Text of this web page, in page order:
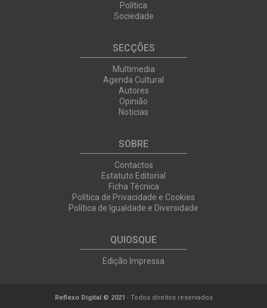
Política
Sociedade
SECÇÕES
Multimedia
Agenda Cultural
Autores
Opinião
Noticias
SOBRE
Contactos
Estatuto Editorial
Ficha Técnica
Política de Privacidade e Cookies
Política de Igualdade e Diversidade
QUIOSQUE
Edição Impressa
Reflexo Digital © 2021 - Todos direitos reservados